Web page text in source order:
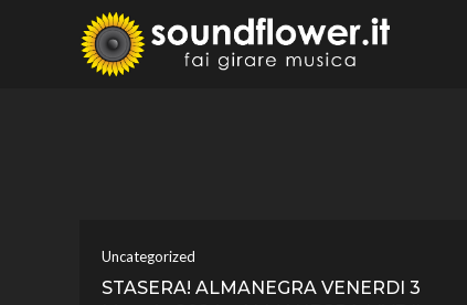
Uncategorized
STASERA! ALMANEGRA VENERDI 3